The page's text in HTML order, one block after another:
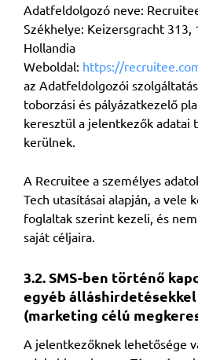
Adatfeldolgozó neve:
Székhelye: Keizersgracht 313,
Hollandia
Weboldal: https://
az Adatfeldolgozói
toborzási és pályázatkezelő
keresztül a jelentkezők adatai
kerülnek.
A Recruitee a személyes
Tech utasításai alapján, a vele
foglaltak szerint kezeli, és
saját céljaira.
3.2. SMS-ben történő
egyéb
(marketing célú
A jelentkezőknek lehetősége